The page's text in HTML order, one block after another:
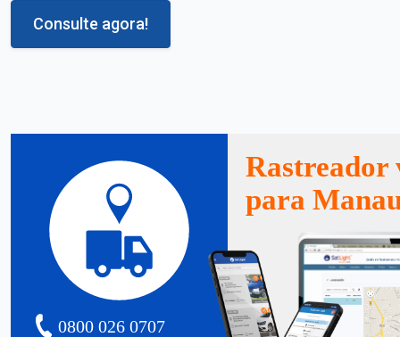
Consulte agora!
0800 026 0707
Rastreador
para